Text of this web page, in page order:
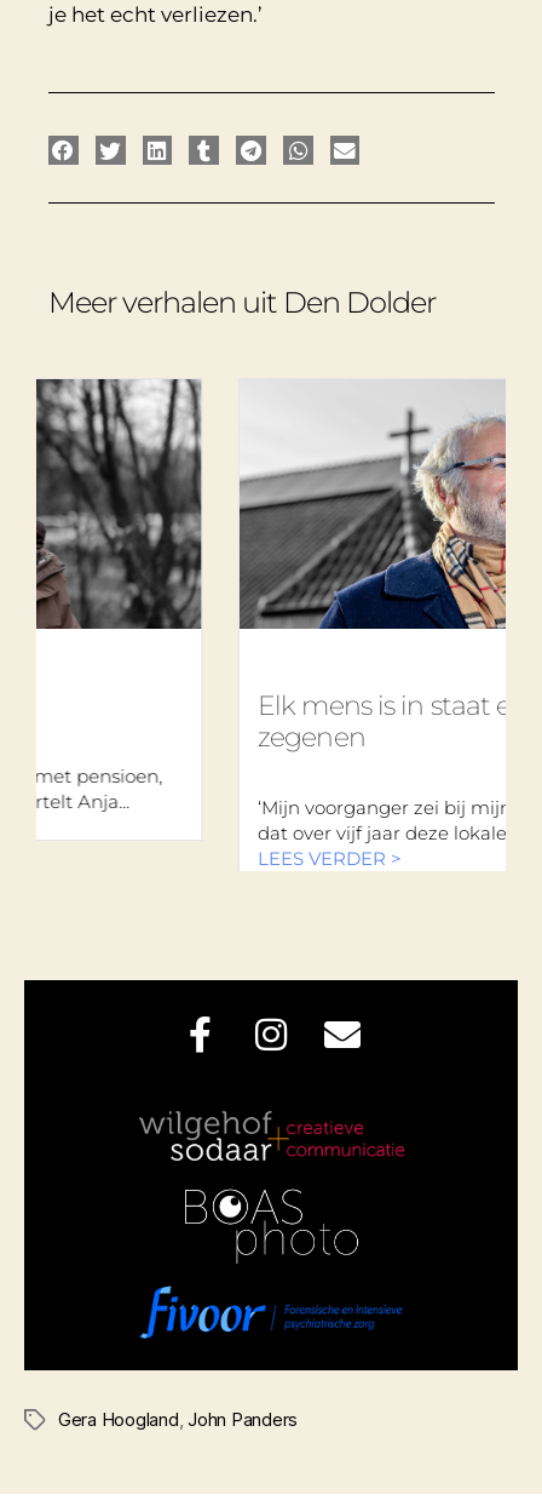
je het echt verliezen.’
Meer verhalen uit Den Dolder
Elk mens is in staat een ander te
‘Mijn voorganger zei bij mijn intrede: “Ik
dat over vijf jaar deze lokale kerk...
LEES VERDER >
Gera Hoogland,John Panders